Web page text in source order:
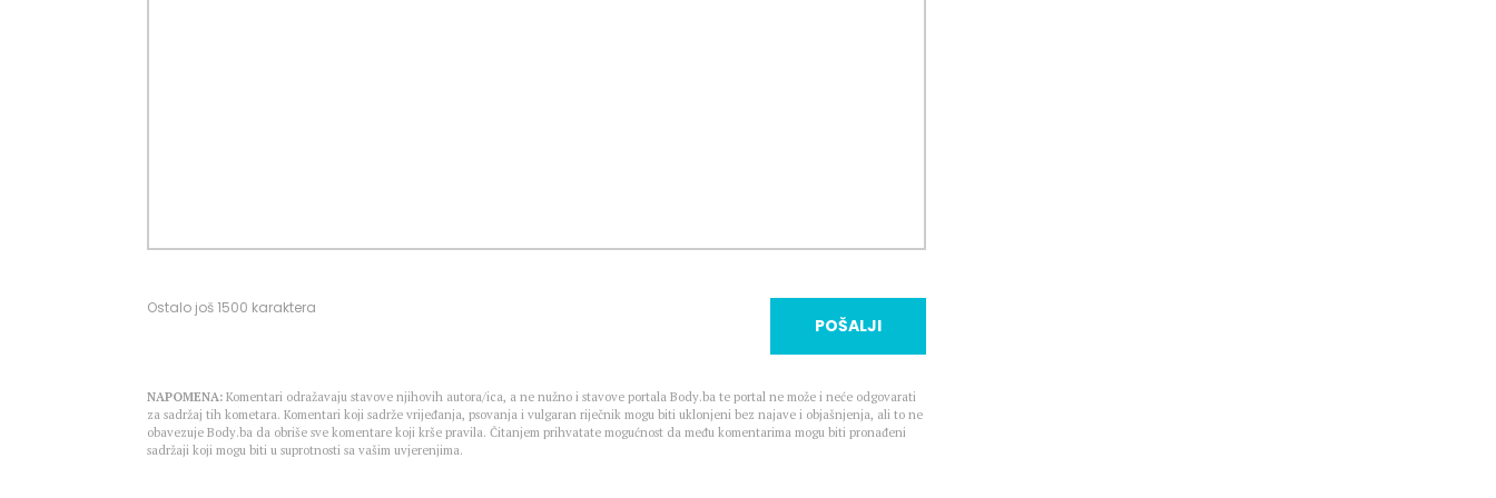
Ostalo još1500 karaktera
POŠALJI
NAPOMENA: Komentari odražavaju stavove njihovih autora/ica, a ne nužno i stavove portala Body.ba te portal ne može i neće odgovarati
za sadržaj tih kometara. Komentari koji sadrže vrijeđanja, psovanja i vulgaran riječnik mogu biti uklonjeni bez najave i objašnjenja, ali to ne
obavezuje Body.ba da obriše sve komentare koji krše pravila. Čitanjem prihvatate mogućnost da među komentarima mogu biti pronađeni
sadržaji koji mogu biti u suprotnosti sa vašim uvjerenjima.